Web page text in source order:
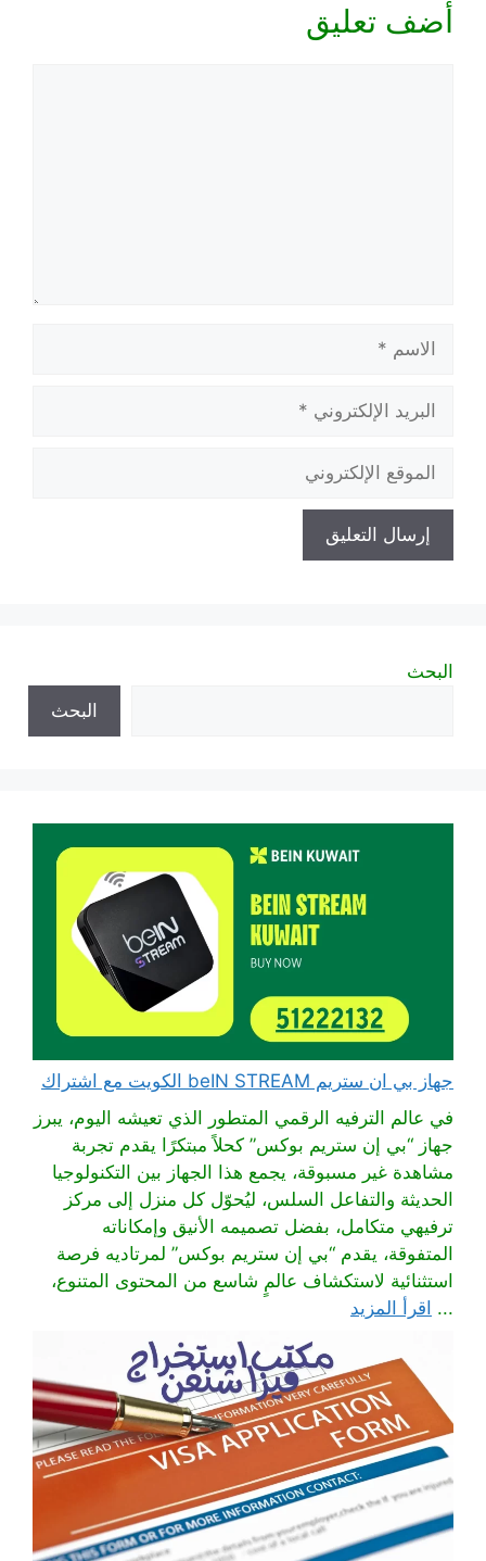
أضف تعليق
الإلكتروني
الإلكتروني
البحث
البحث
جهاز بي ان ستريم beIN STREAM الكويت مع اشتراك
في عالم الترفيه الرقمي المتطور الذي تعيشه اليوم، يبرز
جهاز “بي إن ستريم بوكس” كحلاً مبتكرًا يقدم تجربة
مشاهدة غير مسبوقة، يجمع هذا الجهاز بين التكنولوجيا
الحديثة والتفاعل السلس، ليُحوّل كل منزل إلى مركز
ترفيهي متكامل، بفضل تصميمه الأنيق وإمكاناته
المتفوقة، يقدم “بي إن ستريم بوكس” لمرتاديه فرصة
استثنائية لاستكشاف عالمٍ شاسع من المحتوى المتنوع،
... اقرأ المزيد